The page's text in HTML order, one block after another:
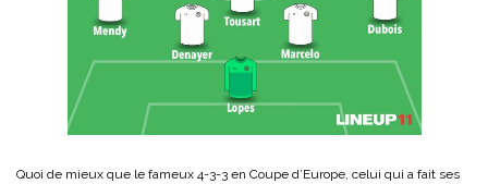
Quoi de mieux que le fameux 4-3-3 en Coupe d’Europe, celui qui a fait ses